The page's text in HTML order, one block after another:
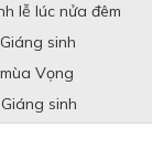
lễ lúc nửa đêm
sinh
Vọng
sinh